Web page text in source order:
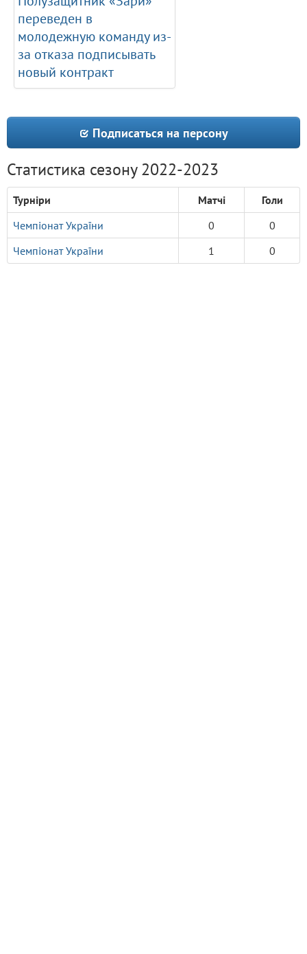
переведен в
молодежную команду из-
за отказа подписывать
новый контракт
Подписаться на персону
Статистика сезону 2022-2023
Турніри Матчі
Голи
Чемпіонат України
0
0
Чемпіонат України
1 0